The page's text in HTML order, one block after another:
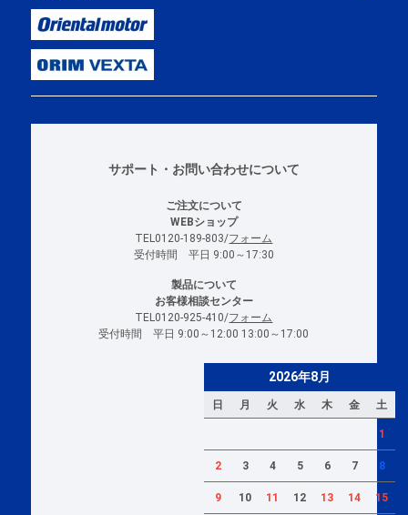
サポート・お問い合わせについて
ご注文について
WEBショップ
TEL0120-189-803/フォーム
受付時間 平日 9:00～17:30
製品について
お客様相談センター
TEL0120-925-410/フォーム
受付時間 平日 9:00～12:00 13:00～17:00
2026年8月
日 月 火 水 木 金 土
1
2 3 4 5 6 7 8
9 10 11 12 13 14 15